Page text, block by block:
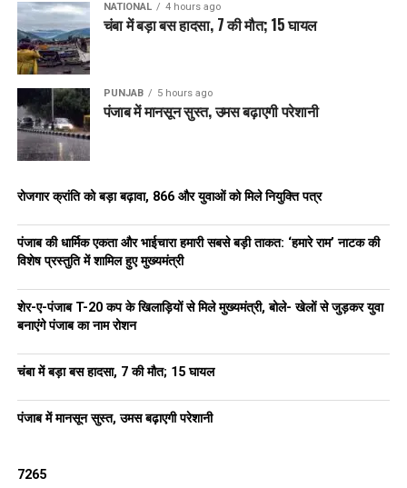
NATIONAL 4 hours ago
चंबा में बड़ा बस हादसा, 7 की मौत; 15 घायल
PUNJAB 5 hours ago
पंजाब में मानसून सुस्त, उमस बढ़ाएगी परेशानी
रोजगार क्रांति को बड़ा बढ़ावा, 866 और युवाओं को मिले नियुक्ति पत्र
पंजाब की धार्मिक एकता और भाईचारा हमारी सबसे बड़ी ताकत: ‘हमारे राम’ नाटक की
विशेष प्रस्तुति में शामिल हुए मुख्यमंत्री
शेर-ए-पंजाब T-20 कप के खिलाड़ियों से मिले मुख्यमंत्री, बोले- खेलों से जुड़कर युवा
बनाएंगे पंजाब का नाम रोशन
चंबा में बड़ा बस हादसा, 7 की मौत; 15 घायल
पंजाब में मानसून सुस्त, उमस बढ़ाएगी परेशानी
7265